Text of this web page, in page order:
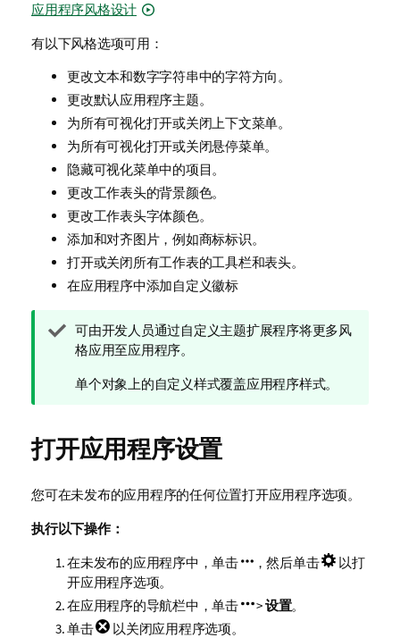
应用程序风格设计
有以下风格选项可用：
更改文本和数字字符串中的字符方向。
更改默认应用程序主题。
为所有可视化打开或关闭上下文菜单。
为所有可视化打开或关闭悬停菜单。
隐藏可视化菜单中的项目。
更改工作表头的背景颜色。
更改工作表头字体颜色。
添加和对齐图片，例如商标标识。
打开或关闭所有工作表的工具栏和表头。
在应用程序中添加自定义徽标
提
示
释
可由开发人员通过自定义主题扩展程序将更多风
格应用至应用程序。
单个对象上的自定义样式覆盖应用程序样式。
打开应用程序设置
您可在未发布的应用程序的任何位置打开应用程序选项。
执行以下操作：
在未发布的应用程序中，单击
，然后单击
以打
开应用程序选项。
在应用程序的导航栏中，单击
>设置。
单击
以关闭应用程序选项。